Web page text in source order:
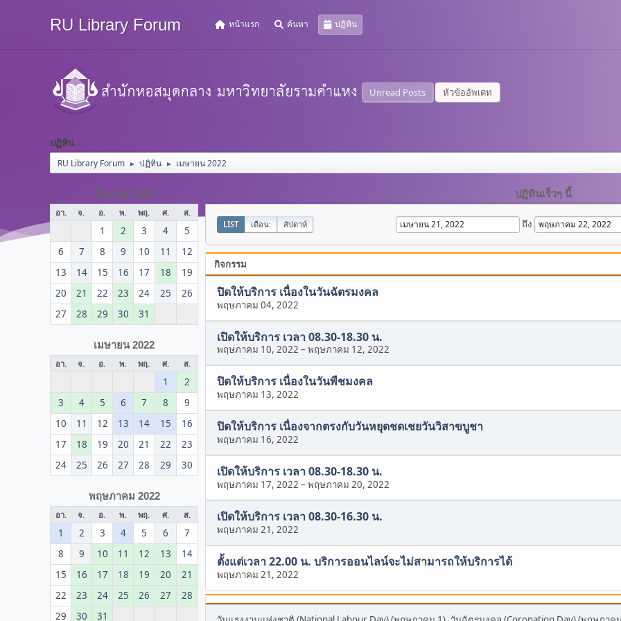
RU Library Forum หน้าแรก ค้นหา ปฏิทิน
Unread Posts หัวข้ออัพเดท
ปฏิทิน
RU Library Forum ► ปฏิทิน ► เมษายน 2022
มีนาคม 2022
อา. จ. อ. พ. พฤ. ศ. ส.
1 2 3 4
5
6
7 8 9 10 11
12
13
14 15 16 17 18
19
20
21 22 23 24 25
26
27
28 29 30 31
เมษายน 2022
อา. จ. อ. พ. พฤ. ศ. ส.
1
2
3
4 5 6 7 8
9
10
11 12 13 14 15
16
17
18 19 20 21 22
23
24
25 26 27 28 29 30
พฤษภาคม 2022
อา. จ. อ. พ. พฤ. ศ. ส.
1 2 3 4 5 6
7
8
9 10 11 12 13
14
15
16 17 18 19 20
21
22
23 24 25 26 27
28
29
30 31
ปฏิทินเร็วๆ นี้
LIST เดือน: สัปดาห์ ถึง
กิจกรรม
ปิดให้บริการ เนื่องในวันฉัตรมงคล
พฤษภาคม 04, 2022
เปิดให้บริการ เวลา 08.30-18.30 น.
พฤษภาคม 10, 2022 – พฤษภาคม 12, 2022
ปิดให้บริการ เนื่องในวันพืชมงคล
พฤษภาคม 13, 2022
ปิดให้บริการ เนื่องจากตรงกับวันหยุดชดเชยวันวิสาขบูชา
พฤษภาคม 16, 2022
เปิดให้บริการ เวลา 08.30-18.30 น.
พฤษภาคม 17, 2022 – พฤษภาคม 20, 2022
เปิดให้บริการ เวลา 08.30-16.30 น.
พฤษภาคม 21, 2022
ตั้งแต่เวลา 22.00 น. บริการออนไลน์จะไม่สามารถให้บริการได้
พฤษภาคม 21, 2022